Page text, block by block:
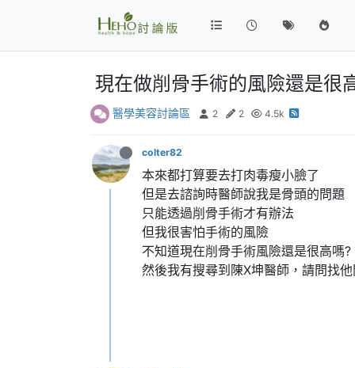
現在做削骨手術的風險還是很
醫學美容討論區 2 2 4.5k
colter82
本來都打算要去打肉毒瘦小臉了
但是去諮詢時醫師說我是骨頭的問題
只能透過削骨手術才有辦法
但我很害怕手術的風險
不知道現在削骨手術風險還是很高嗎?
然後我有搜尋到陳X坤醫師，請問找